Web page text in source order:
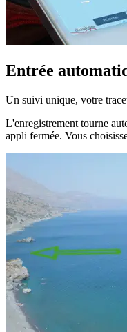
Entrée
Un suivi unique, votre
L'enregistrement tourne
appli fermée. Vous